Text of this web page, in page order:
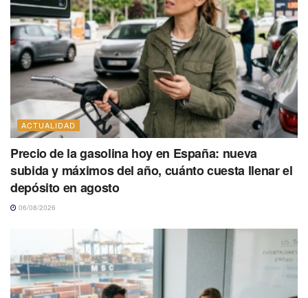
ACTUALIDAD
Precio de la gasolina hoy en España: nueva
subida y máximos del año, cuánto cuesta llenar el
depósito en agosto
06/08/2026